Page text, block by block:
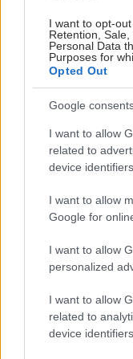
I want to opt-
Retention,
Personal Data
Purposes for
Opted Out
Google
I want to allow
related to
device
I want to allow
Google for
I want to allow
personalized
I want to allow
related to
device
ΜΠΕΙΤΕ ΣΤΗ